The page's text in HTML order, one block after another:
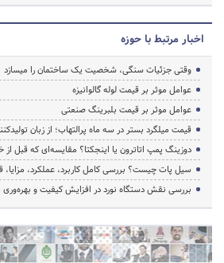
اخبار مرتبط با حوزه
وقتی جزئیات سنگی، شخصیت یک ساختمان را میسازد
عوامل موثر بر قیمت لوله گالوانیزه
عوامل موثر بر قیمت بلبرینگ صنعتی
قیمت میلگرد بستر در سه ماه پرالتهاب؛ از زبان
دوزینگ پمپ اتاترون یا اینجکتا؟ مقایسه‌ای که قبل از
سیل پات چیست؟ بررسی کامل کاربرد، عملکرد،
بررسی نقش دستگاه نورد در افزایش کیفیت و بهره‌وری